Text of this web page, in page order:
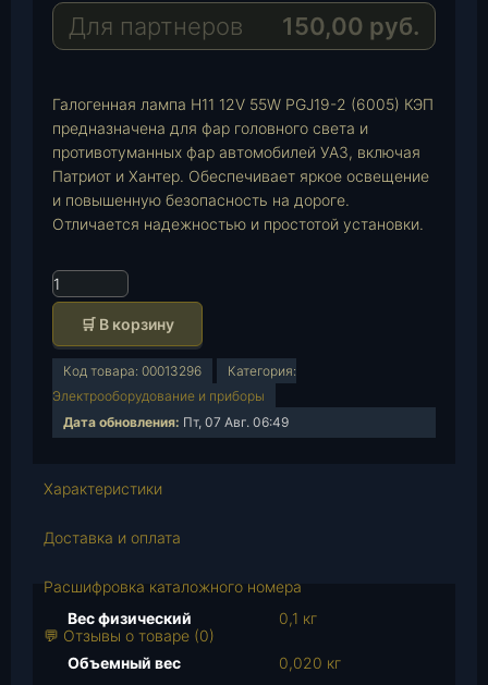
a
m
A
p
i
l
Для партнеров 150,00 руб.
Галогенная лампа H11 12V 55W PGJ19-2 (6005) КЭП
предназначена для фар головного света и
противотуманных фар автомобилей УАЗ, включая
Патриот и Хантер. Обеспечивает яркое освещение
и повышенную безопасность на дороге.
Отличается надежностью и простотой установки.
К
о
и
в
т
в
р
🛒 В корзину
Код товара: 00013296
Категория:
Электрооборудование и приборы
Дата обновления: Пт, 07 Авг. 06:49
Характеристики
Доставка и оплата
Расшифровка каталожного номера
💬 Отзывы о товаре (0)
Вес физический 0,1 кг
Объемный вес 0,020 кг